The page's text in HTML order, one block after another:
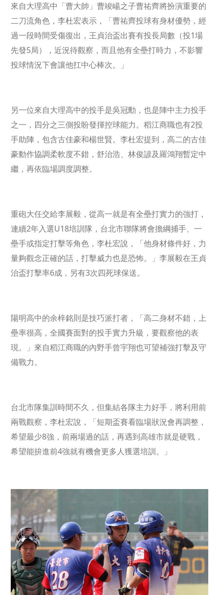
來自大理高中「曹大帥」曹竣崵之子曹祐齊將扮演重要的
二刀流角色，李杜宏表示，「曹祐齊投球有身材優勢，經
過一段時間受傷復出，王貞治盃出賽有投長局數（投1場
先發5局），近況待觀察，而且他有全壘打時力，不影響
投球情況下會讓他扛中心棒次。」
另一位來自大理高中的投手是吳冠勳，也是陣中主力投手
之一，四分之三側投盼發揮控球能力。稻江商職也有2投
手助陣，包含古佳豪和楊世賢。李杜宏提到，高二的古佳
豪動作協調柔軟度不錯，舒治浩、林俊諺及羅鴻翔暫定中
繼，再依臨場調度調整。
重砲大任交給李展毅，從高一就是有全壘打實力的強打，
連續2年入選U18培訓隊，台北市聯隊將會擔綱捕手、一
壘手或指定打擊等角色，李杜宏說，「他身材條件好，力
量夠觀念正確的話，打擊威力也是恐怖。」李展毅在王貞
治盃打擊率6成，另有3次四死球保送。
陽明高中的余梓銘則是技巧派打者，「高二身材不錯，上
壘率很高，全國賽面對的投手實力升級，要觀察他的表
現。」來自稻江商職的內野手曾宇翔也可望補強打擊及守
備戰力。
台北市隊集訓時間不久，但集結各隊主力好手，將利用前
兩戰觀察，李杜宏說，「短期盃賽看臨場狀況會再調整，
希望最少8強，前兩場過的話，再遇到高雄市就是硬戰，
希望能拚進前4強就有機會更多人獲選培訓。」